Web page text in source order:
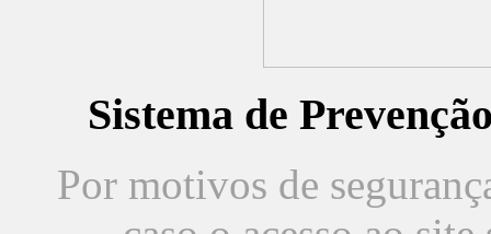
Sistema de
Por motivos de